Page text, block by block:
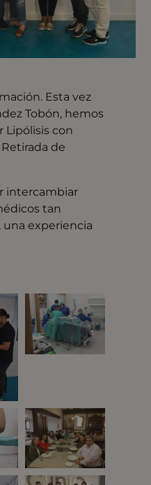
Esta vez
Tobón, hemos
Lipólisis con
de
intercambiar
tan
una experiencia